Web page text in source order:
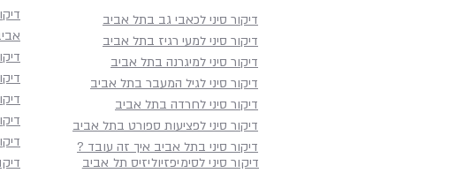
דיקור סיני עד הבית בתל
רפואה סינית במיטבה למי
שמתקשה להגיע
דיקור סיני לסימיפזיוליזיס תל אביב
דיקור סיני לכאבי גב בתל אביב
דיקור סיני למעי רגיז בתל אביב
דיקור סיני למיגרנה בתל אביב
דיקור סיני לגיל המעבר בתל אביב
דיקור סיני לחרדה בתל אביב
דיקור סיני לפציעות ספורט בתל אביב
דיקור סיני בתל אביב איך זה עובד ?